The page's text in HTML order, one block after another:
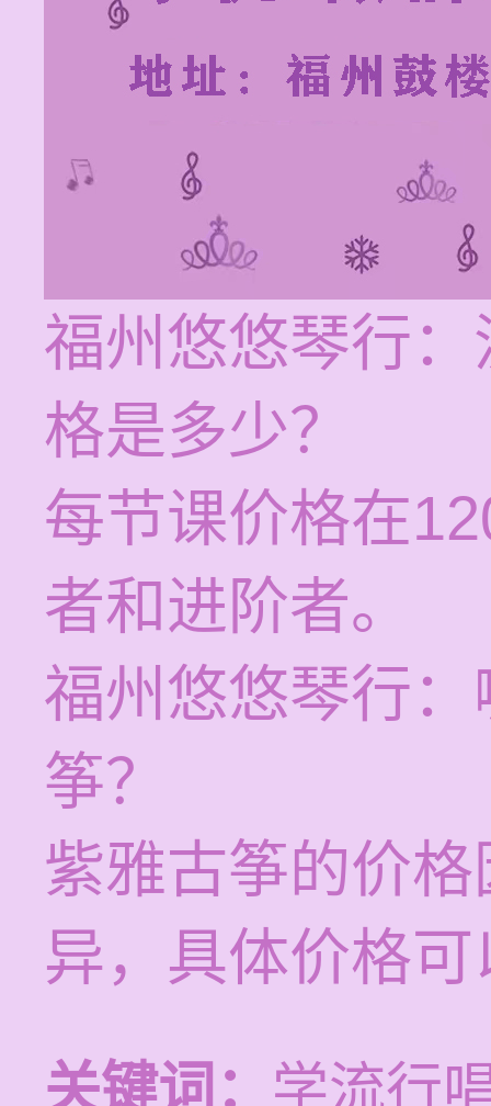
福州悠悠琴行
格是多少？
每节课价格在
者和进阶者。
福州悠悠琴行
筝？
紫雅古筝的价
异，具体价格
关键词： 学流行